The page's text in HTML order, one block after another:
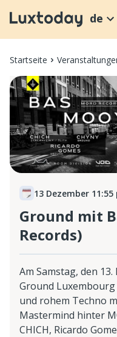
de
Startseite
13 Dezember 11:55
Ground mit
Records)
Am Samstag, den
Ground
und rohem Techno
Mastermind hinter
CHICH, Ricardo